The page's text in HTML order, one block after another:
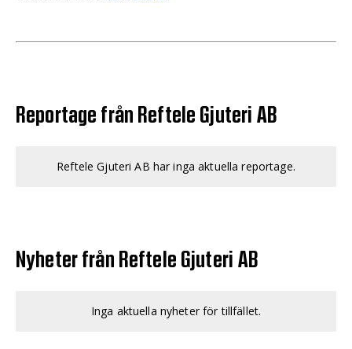
Reportage från Reftele Gjuteri AB
Reftele Gjuteri AB har inga aktuella reportage.
Nyheter från Reftele Gjuteri AB
Inga aktuella nyheter för tillfället.